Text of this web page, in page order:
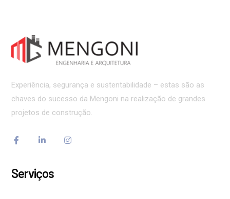
Experiência, segurança e sustentabilidade – estas são as
chaves do sucesso da Mengoni na realização de grandes
projetos de construção.
Serviços